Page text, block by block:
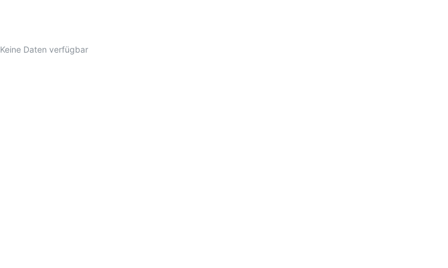
Keine Daten verfügbar